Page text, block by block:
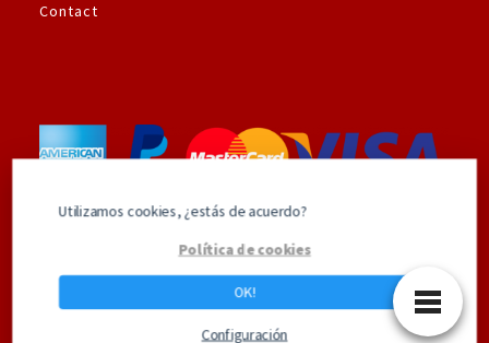
Contact
Utilizamos cookies, ¿estás de acuerdo?
Política de cookies
OK!
Configuración